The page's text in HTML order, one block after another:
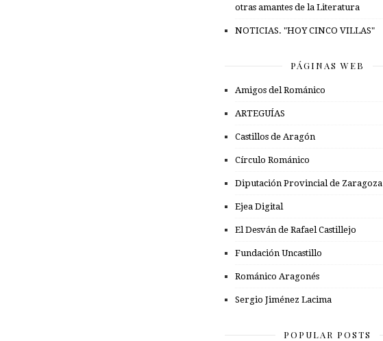
otras amantes de la Literatura
NOTICIAS. "HOY CINCO VILLAS"
PÁGINAS WEB
Amigos del Románico
ARTEGUÍAS
Castillos de Aragón
Círculo Románico
Diputación Provincial de Zaragoza
Ejea Digital
El Desván de Rafael Castillejo
Fundación Uncastillo
Románico Aragonés
Sergio Jiménez Lacima
POPULAR POSTS